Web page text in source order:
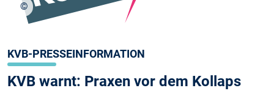
©
KBV
KVB-PRESSEINFORMATION
KVB warnt: Praxen vor dem Kollaps